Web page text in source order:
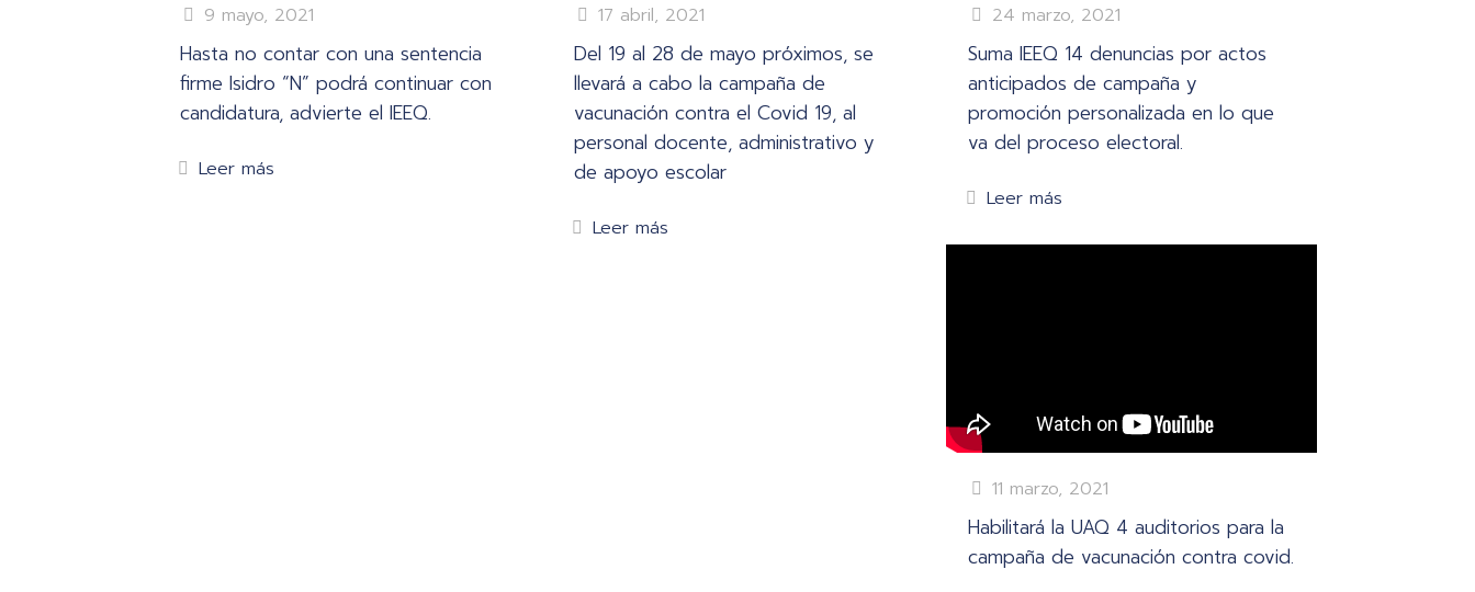
9 mayo, 2021
Hasta no contar con una sentencia
firme Isidro “N” podrá continuar con
candidatura, advierte el IEEQ.
Leer más
17 abril, 2021
Del 19 al 28 de mayo próximos, se
llevará a cabo la campaña de
vacunación contra el Covid 19, al
personal docente, administrativo y
de apoyo escolar
Leer más
24 marzo, 2021
Suma IEEQ 14 denuncias por actos
anticipados de campaña y
promoción personalizada en lo que
va del proceso electoral.
Leer más
11 marzo, 2021
Habilitará la UAQ 4 auditorios para la
campaña de vacunación contra covid.